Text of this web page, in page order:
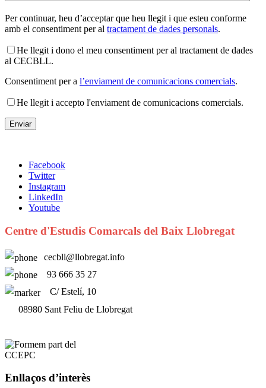
Per continuar, heu d’acceptar que heu llegit i que esteu conforme
amb el consentiment per al tractament de dades personals.
He llegit i dono el meu consentiment per al tractament de dades
al CECBLL.
Consentiment per a l’enviament de comunicacions comercials.
He llegit i accepto l'enviament de comunicacions comercials.
Facebook
Twitter
Instagram
LinkedIn
Youtube
Centre d'Estudis Comarcals del Baix Llobregat
cecbll@llobregat.info
93 666 35 27
C/ Estelí, 10
08980 Sant Feliu de Llobregat
Enllaços d’interès